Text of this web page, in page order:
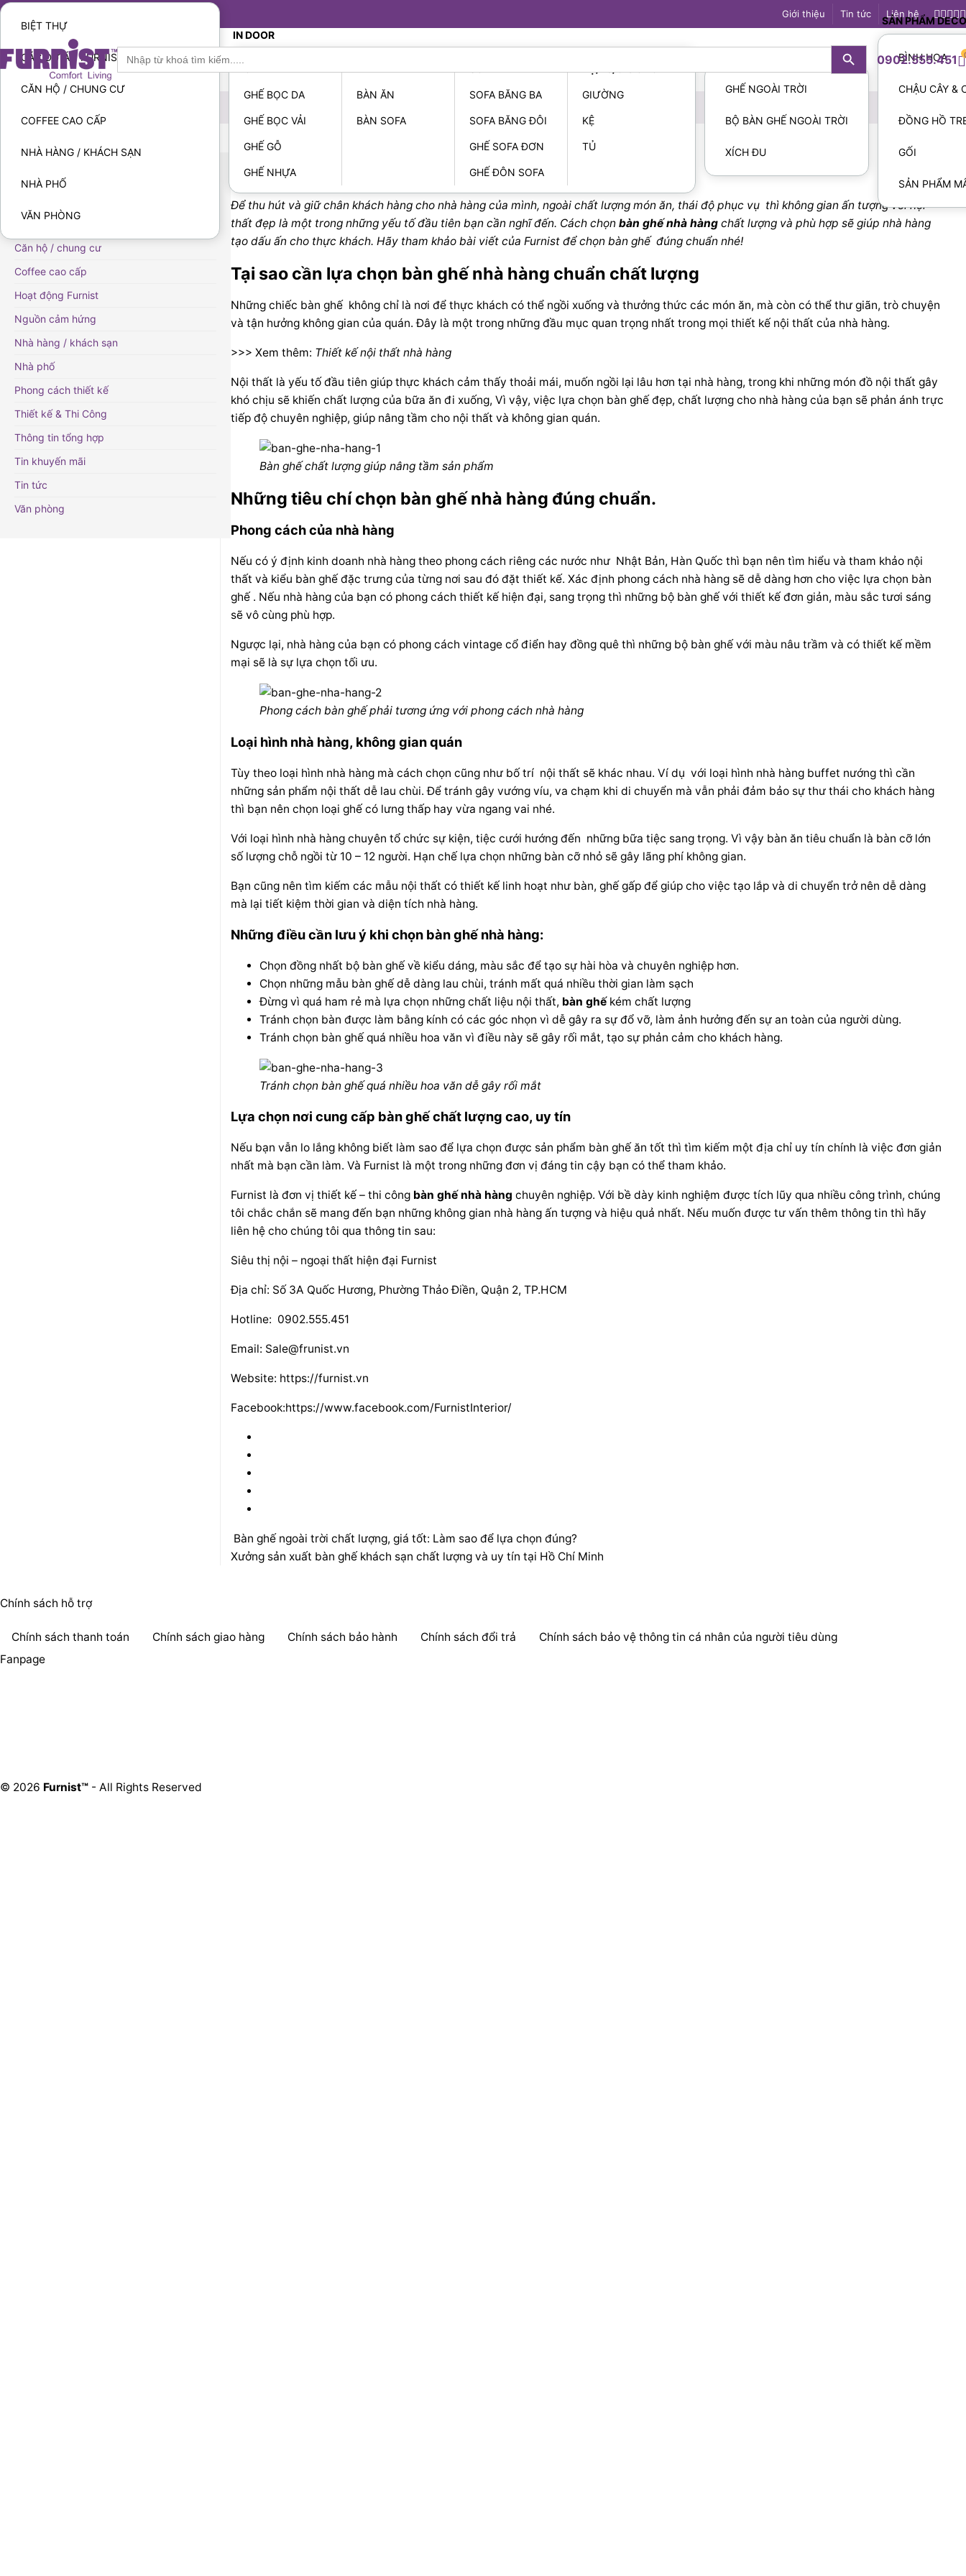
Furnist™ Giới thiệu Tin tức Liên hệ
Search
for:
Search Button
0902.555.4510
BIỆT THỰ
CÁC DỰ ÁN FURNIST ĐÃ THỰC HIỆN
CĂN HỘ / CHUNG CƯ
COFFEE CAO CẤP
NHÀ HÀNG / KHÁCH SẠN
NHÀ PHỐ
VĂN PHÒNG
IN DOOR
GHẾ BỌC DA
GHẾ BỌC VẢI
GHẾ GỖ
GHẾ NHỰA
BÀN ĂN
BÀN SOFA
SOFA BĂNG BA
SOFA BĂNG ĐÔI
GHẾ SOFA ĐƠN
GHẾ ĐÔN SOFA
GIƯỜNG
KỆ
TỦ
GHẾ NGOÀI TRỜI
BỘ BÀN GHẾ NGOÀI TRỜI
XÍCH ĐU
SẢN PHẨM
BÌNH HOA
CHẬU CÂY &
ĐỒNG HỒ
GỐI
SẢN PHẨM
Cách chọn bàn ghế nhà hàng sao cho đúng chuẩn?
Để thu hút và giữ chân khách hàng cho nhà hàng của mình, ngoài chất lượng món ăn, thái độ phục vụ thì không gian ấn tượng với nội
thất đẹp là một trong những yếu tố đầu tiên bạn cần nghĩ đến. Cách chọn bàn ghế nhà hàng chất lượng và phù hợp sẽ giúp nhà hàng
tạo dấu ấn cho thực khách. Hãy tham khảo bài viết của Furnist để chọn bàn ghế đúng chuẩn nhé!
Tại sao cần lựa chọn bàn ghế nhà hàng chuẩn chất lượng
Những chiếc bàn ghế không chỉ là nơi để thực khách có thể ngồi xuống và thưởng thức các món ăn, mà còn có thể thư giãn, trò chuyện
và tận hưởng không gian của quán. Đây là một trong những đầu mục quan trọng nhất trong mọi thiết kế nội thất của nhà hàng.
>>> Xem thêm: Thiết kế nội thất nhà hàng
Nội thất là yếu tố đầu tiên giúp thực khách cảm thấy thoải mái, muốn ngồi lại lâu hơn tại nhà hàng, trong khi những món đồ nội thất gây
khó chịu sẽ khiến chất lượng của bữa ăn đi xuống, Vì vậy, việc lựa chọn bàn ghế đẹp, chất lượng cho nhà hàng của bạn sẽ phản ánh trực
tiếp độ chuyên nghiệp, giúp nâng tầm cho nội thất và không gian quán.
Bàn ghế chất lượng giúp nâng tầm sản phẩm
Những tiêu chí chọn bàn ghế nhà hàng đúng chuẩn.
Phong cách của nhà hàng
Nếu có ý định kinh doanh nhà hàng theo phong cách riêng các nước như Nhật Bản, Hàn Quốc thì bạn nên tìm hiểu và tham khảo nội
thất và kiểu bàn ghế đặc trưng của từng nơi sau đó đặt thiết kế. Xác định phong cách nhà hàng sẽ dễ dàng hơn cho việc lựa chọn bàn
ghế . Nếu nhà hàng của bạn có phong cách thiết kế hiện đại, sang trọng thì những bộ bàn ghế với thiết kế đơn giản, màu sắc tươi sáng
sẽ vô cùng phù hợp.
Ngược lại, nhà hàng của bạn có phong cách vintage cổ điển hay đồng quê thì những bộ bàn ghế với màu nâu trầm và có thiết kế mềm
mại sẽ là sự lựa chọn tối ưu.
Phong cách bàn ghế phải tương ứng với phong cách nhà hàng
Loại hình nhà hàng, không gian quán
Tùy theo loại hình nhà hàng mà cách chọn cũng như bố trí nội thất sẽ khác nhau. Ví dụ với loại hình nhà hàng buffet nướng thì cần
những sản phẩm nội thất dễ lau chùi. Để tránh gây vướng víu, va chạm khi di chuyển mà vẫn phải đảm bảo sự thư thái cho khách hàng
thì bạn nên chọn loại ghế có lưng thấp hay vừa ngang vai nhé.
Với loại hình nhà hàng chuyên tổ chức sự kiện, tiệc cưới hướng đến những bữa tiệc sang trọng. Vì vậy bàn ăn tiêu chuẩn là bàn cỡ lớn
số lượng chỗ ngồi từ 10 – 12 người. Hạn chế lựa chọn những bàn cỡ nhỏ sẽ gây lãng phí không gian.
Bạn cũng nên tìm kiếm các mẫu nội thất có thiết kế linh hoạt như bàn, ghế gấp để giúp cho việc tạo lắp và di chuyển trở nên dễ dàng
mà lại tiết kiệm thời gian và diện tích nhà hàng.
Những điều cần lưu ý khi chọn bàn ghế nhà hàng:
Chọn đồng nhất bộ bàn ghế về kiểu dáng, màu sắc để tạo sự hài hòa và chuyên nghiệp hơn.
Chọn những mẫu bàn ghế dễ dàng lau chùi, tránh mất quá nhiều thời gian làm sạch
Đừng vì quá ham rẻ mà lựa chọn những chất liệu nội thất, bàn ghế kém chất lượng
Tránh chọn bàn được làm bằng kính có các góc nhọn vì dễ gây ra sự đổ vỡ, làm ảnh hưởng đến sự an toàn của người dùng.
Tránh chọn bàn ghế quá nhiều hoa văn vì điều này sẽ gây rối mắt, tạo sự phản cảm cho khách hàng.
Tránh chọn bàn ghế quá nhiều hoa văn dễ gây rối mắt
Lựa chọn nơi cung cấp bàn ghế chất lượng cao, uy tín
Nếu bạn vẫn lo lắng không biết làm sao để lựa chọn được sản phẩm bàn ghế ăn tốt thì tìm kiếm một địa chỉ uy tín chính là việc đơn giản
nhất mà bạn cần làm. Và Furnist là một trong những đơn vị đáng tin cậy bạn có thể tham khảo.
Furnist là đơn vị thiết kế – thi công bàn ghế nhà hàng chuyên nghiệp. Với bề dày kinh nghiệm được tích lũy qua nhiều công trình, chúng
tôi chắc chắn sẽ mang đến bạn những không gian nhà hàng ấn tượng và hiệu quả nhất. Nếu muốn được tư vấn thêm thông tin thì hãy
liên hệ cho chúng tôi qua thông tin sau:
Siêu thị nội – ngoại thất hiện đại Furnist
Địa chỉ: Số 3A Quốc Hương, Phường Thảo Điền, Quận 2, TP.HCM
Hotline: 0902.555.451
Email: Sale@frunist.vn
Website: https://furnist.vn
Facebook:https://www.facebook.com/FurnistInterior/
Bàn ghế ngoài trời chất lượng, giá tốt: Làm sao để lựa chọn đúng?
Xưởng sản xuất bàn ghế khách sạn chất lượng và uy tín tại Hồ Chí Minh
CHUYÊN MỤC
Căn hộ / chung cư
Coffee cao cấp
Hoạt động Furnist
Nguồn cảm hứng
Nhà hàng / khách sạn
Nhà phố
Phong cách thiết kế
Thiết kế & Thi Công
Thông tin tổng hợp
Tin khuyến mãi
Tin tức
Văn phòng
Chính sách hỗ trợ
Chính sách thanh toán Chính sách giao hàng Chính sách bảo hành Chính sách đổi trả
Chính sách bảo vệ thông tin cá nhân của người tiêu dùng
Fanpage
© 2026 Furnist™ - All Rights Reserved